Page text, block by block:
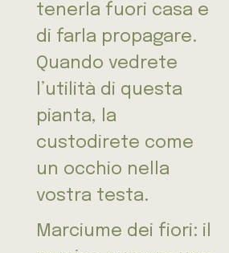
tenerla fuori casa e
di farla propagare.
Quando vedrete
l’utilità di questa
pianta, la
custodirete come
un occhio nella
vostra testa.
Marciume dei fiori: il